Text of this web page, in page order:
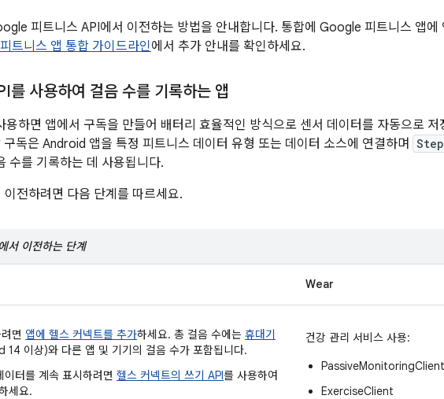
피트니스 API에서 이전하는 방법을 안내합니다. 통합에 Google 피트니스 앱에
피트니스 앱 통합 가이드라인에서 추가 안내를 확인하세요.
사용하여 걸음 수를 기록하는 앱
용하면 앱에서 구독을 만들어 배터리 효율적인 방식으로 센서 데이터를 자동으로 저
독은 Android 앱을 특정 피트니스 데이터 유형 또는 데이터 소스에 연결하며
Step
수를 기록하는 데 사용됩니다.
전하려면 다음 단계를 따르세요.
서 이전하는 단계
Wear
면 앱에 헬스 커넥트를 추가하세요. 총 걸음 수에는 휴대기
14 이상)와 다른 앱 및 기기의 걸음 수가 포함됩니다.
터를 계속 표시하려면 헬스 커넥트의 쓰기 API를 사용하여
세요.
건강 관리 서비스 사용:
PassiveMonitoringClient
ExerciseClient